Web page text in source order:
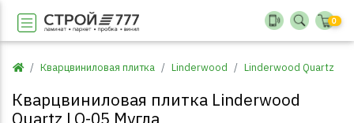
0
Кварцвиниловая плитка Linderwood Linderwood Quartz
Кварцвиниловая плитка Linderwood
Quartz LQ-05 Мугла